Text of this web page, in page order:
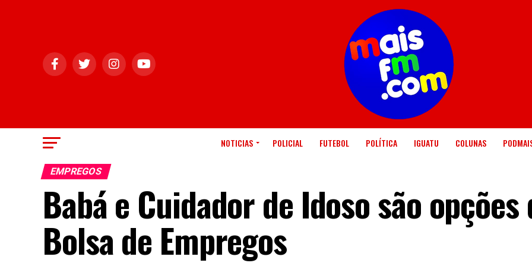
NOTICIAS POLICIAL FUTEBOL POLÍTICA IGUATU COLUNAS
EMPREGOS
Babá e Cuidador de Idoso são opções
Bolsa de Empregos